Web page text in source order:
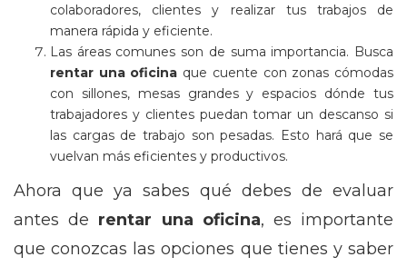
colaboradores, clientes y realizar tus trabajos de
manera rápida y eficiente.
Las áreas comunes son de suma importancia. Busca
rentar una oficina que cuente con zonas cómodas
con sillones, mesas grandes y espacios dónde tus
trabajadores y clientes puedan tomar un descanso si
las cargas de trabajo son pesadas. Esto hará que se
vuelvan más eficientes y productivos.
Ahora que ya sabes qué debes de evaluar
antes de rentar una oficina, es importante
que conozcas las opciones que tienes y saber